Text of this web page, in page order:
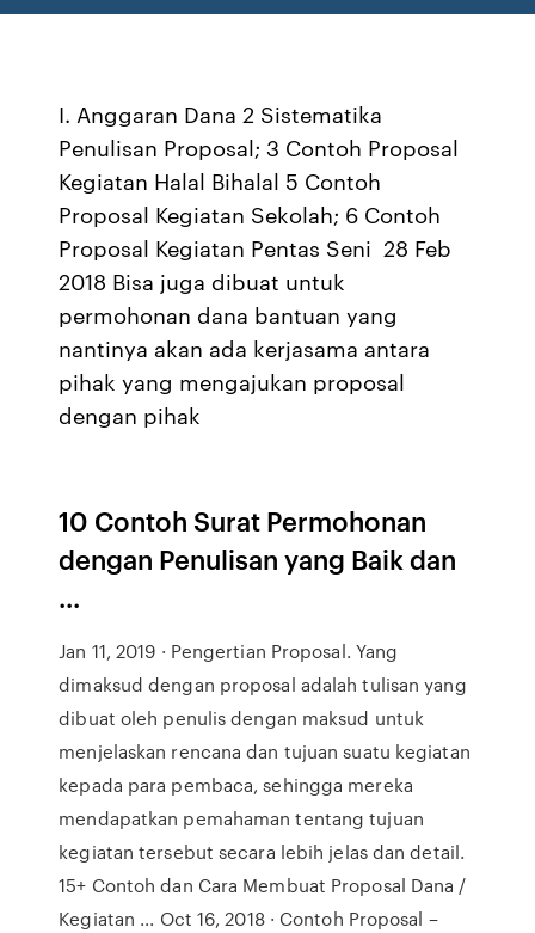
I. Anggaran Dana 2 Sistematika
Penulisan Proposal; 3 Contoh Proposal
Kegiatan Halal Bihalal 5 Contoh
Proposal Kegiatan Sekolah; 6 Contoh
Proposal Kegiatan Pentas Seni 28 Feb
2018 Bisa juga dibuat untuk
permohonan dana bantuan yang
nantinya akan ada kerjasama antara
pihak yang mengajukan proposal
dengan pihak
10 Contoh Surat Permohonan
dengan Penulisan yang Baik dan
...
Jan 11, 2019 · Pengertian Proposal. Yang
dimaksud dengan proposal adalah tulisan yang
dibuat oleh penulis dengan maksud untuk
menjelaskan rencana dan tujuan suatu kegiatan
kepada para pembaca, sehingga mereka
mendapatkan pemahaman tentang tujuan
kegiatan tersebut secara lebih jelas dan detail.
15+ Contoh dan Cara Membuat Proposal Dana /
Kegiatan ... Oct 16, 2018 · Contoh Proposal –